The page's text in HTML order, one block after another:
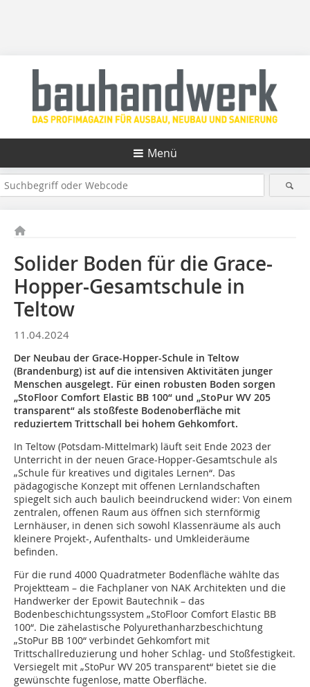
Menü
Solider Boden für die Grace-
Hopper-Gesamtschule in
Teltow
11.04.2024
Der Neubau der Grace-Hopper-Schule in Teltow
(Brandenburg) ist auf die intensiven Aktivitäten junger
Menschen ausgelegt. Für einen robusten Boden sorgen
„StoFloor Comfort Elastic BB 100“ und „StoPur WV 205
transparent“ als stoßfeste Bodenoberfläche mit
reduziertem Trittschall bei hohem Gehkomfort.
In Teltow (Potsdam-Mittelmark) läuft seit Ende 2023 der
Unterricht in der neuen Grace-Hopper-Gesamtschule als
„Schule für kreatives und digitales Lernen“. Das
pädagogische Konzept mit offenen Lernlandschaften
spiegelt sich auch baulich beeindruckend wider: Von einem
zentralen, offenen Raum aus öffnen sich sternförmig
Lernhäuser, in denen sich sowohl Klassenräume als auch
kleinere Projekt-, Aufenthalts- und Umkleideräume
befinden.
Für die rund 4000 Quadratmeter Bodenfläche wählte das
Projektteam – die Fachplaner von NAK Architekten und die
Handwerker der Epowit Bautechnik – das
Bodenbeschichtungssystem „StoFloor Comfort Elastic BB
100“. Die zähelastische Polyurethanharzbeschichtung
„StoPur BB 100“ verbindet Gehkomfort mit
Trittschallreduzierung und hoher Schlag- und Stoßfestigkeit.
Versiegelt mit „StoPur WV 205 transparent“ bietet sie die
gewünschte fugenlose, matte Oberfläche.